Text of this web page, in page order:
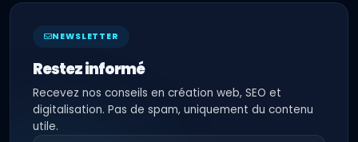
NEWSLETTER
Restez informé
Recevez nos conseils en création web, SEO et
digitalisation. Pas de spam, uniquement du contenu
utile.